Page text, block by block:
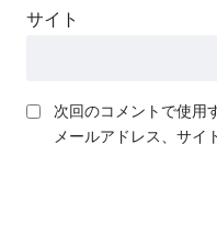
サイト
次回のコメントで使用
メールアドレス、サイ